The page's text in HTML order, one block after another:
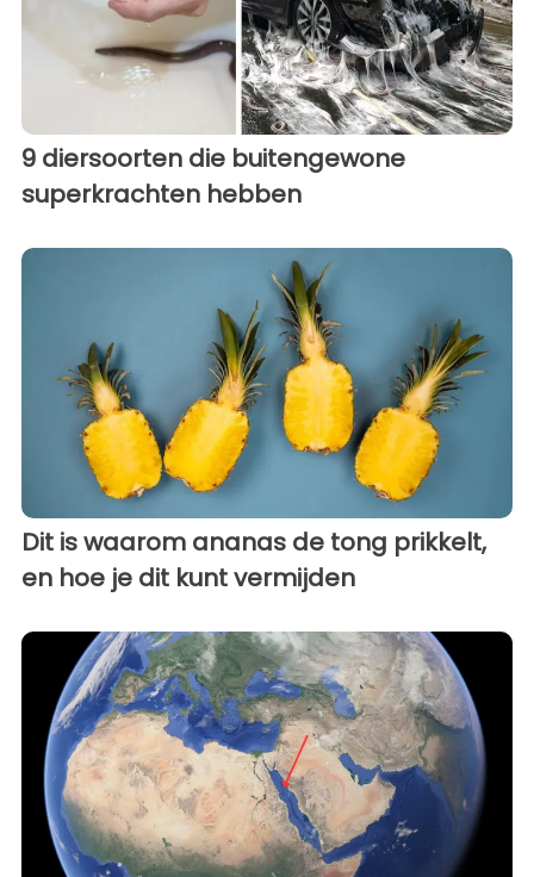
9 diersoorten die buitengewone
superkrachten hebben
Dit is waarom ananas de tong prikkelt,
en hoe je dit kunt vermijden